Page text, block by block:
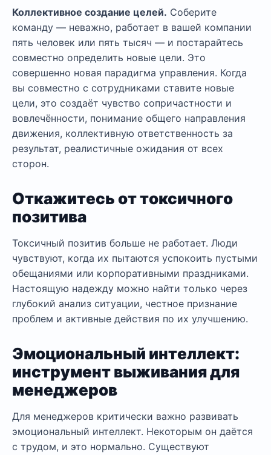
Коллективное создание целей. Соберите
команду — неважно, работает в вашей компании
пять человек или пять тысяч — и постарайтесь
совместно определить новые цели. Это
совершенно новая парадигма управления. Когда
вы совместно с сотрудниками ставите новые
цели, это создаёт чувство сопричастности и
вовлечённости, понимание общего направления
движения, коллективную ответственность за
результат, реалистичные ожидания от всех
сторон.
Откажитесь от токсичного
позитива
Токсичный позитив больше не работает. Люди
чувствуют, когда их пытаются успокоить пустыми
обещаниями или корпоративными праздниками.
Настоящую надежду можно найти только через
глубокий анализ ситуации, честное признание
проблем и активные действия по их улучшению.
Эмоциональный интеллект:
инструмент выживания для
менеджеров
Для менеджеров критически важно развивать
эмоциональный интеллект. Некоторым он даётся
с трудом, и это нормально. Существуют